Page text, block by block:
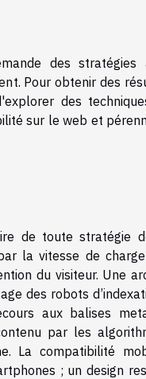
des
Pour obtenir des
des
sur le web et
de toute stratégie
la vitesse de
du visiteur. Une
des robots
aux balises
par les
La compatibilité
; un design